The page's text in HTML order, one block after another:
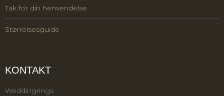
Tak for din henvendelse
Størrelsesguide
KONTAKT
Weddingrings